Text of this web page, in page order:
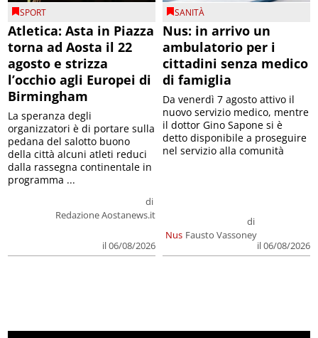
SPORT
Atletica: Asta in Piazza
torna ad Aosta il 22
agosto e strizza
l’occhio agli Europei di
Birmingham
di
Redazione Aostanews.it
il 06/08/2026
La speranza degli
organizzatori è di portare sulla
pedana del salotto buono
della città alcuni atleti reduci
dalla rassegna continentale in
programma ...
SANITÀ
Nus: in arrivo un
ambulatorio per i
cittadini senza medico
di famiglia
Nus
di
Fausto Vassoney
il 06/08/2026
Da venerdì 7 agosto attivo il
nuovo servizio medico, mentre
il dottor Gino Sapone si è
detto disponibile a proseguire
nel servizio alla comunità